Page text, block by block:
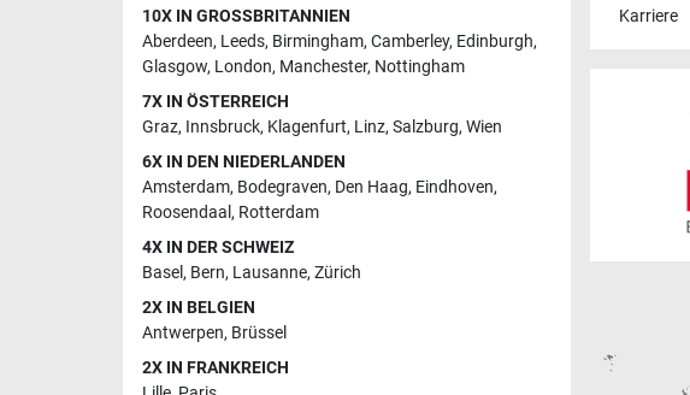
10X IN GROSSBRITANNIEN
Aberdeen, Leeds, Birmingham, Camberley, Edinburgh,
Glasgow, London, Manchester, Nottingham
7X IN ÖSTERREICH
Graz, Innsbruck, Klagenfurt, Linz, Salzburg, Wien
6X IN DEN NIEDERLANDEN
Amsterdam, Bodegraven, Den Haag, Eindhoven,
Roosendaal , Rotterdam
4X IN DER SCHWEIZ
Basel, Bern, Lausanne, Zürich
2X IN BELGIEN
Antwerpen, Brüssel
2X IN FRANKREICH
Karriere